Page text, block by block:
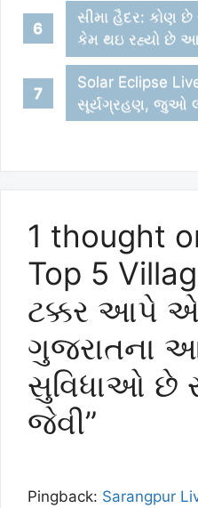
સીમા હૈદર: કોણ
કેમ થઇ રહ્યો છે
Solar Eclipse
સૂર્યગ્રહણ, જુઓ
1 thought
Top 5
ટક્કર આપે
ગુજરાતના આ
સુવિધાઓ છે
જેવી”
Pingback: Sarangpur